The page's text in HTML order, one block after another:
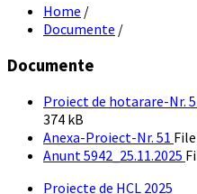
Home /
Documente /
Documente
Proiect de hotarare-Nr.
374 kB
Anexa-Proiect-Nr. 51
Anunt 5942_25.11.2025
Proiecte de HCL 2025